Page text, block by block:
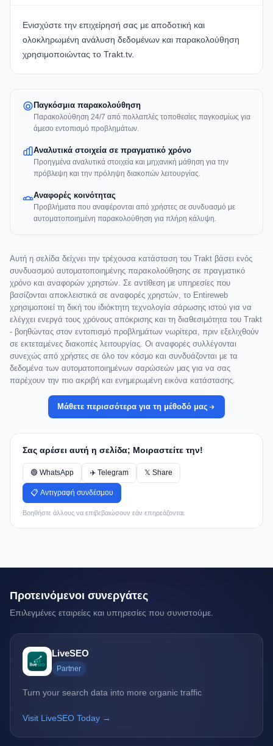
Ενισχύστε την επιχείρησή σας με αποδοτική και
ολοκληρωμένη ανάλυση δεδομένων και παρακολούθηση
χρησιμοποιώντας το Trakt.tv.
Παγκόσμια παρακολούθηση
Παρακολούθηση 24/7 από πολλαπλές τοποθεσίες παγκοσμίως για
άμεσο εντοπισμό προβλημάτων.
Αναλυτικά στοιχεία σε πραγματικό χρόνο
Προηγμένα αναλυτικά στοιχεία και μηχανική μάθηση για την
πρόβλεψη και την πρόληψη διακοπών λειτουργίας.
Αναφορές κοινότητας
Προβλήματα που αναφέρονται από χρήστες σε συνδυασμό με
αυτοματοποιημένη παρακολούθηση για πλήρη κάλυψη.
Αυτή η σελίδα δείχνει την τρέχουσα κατάσταση του Trakt βάσει ενός
συνδυασμού αυτοματοποιημένης παρακολούθησης σε πραγματικό
χρόνο και αναφορών χρηστών. Σε αντίθεση με υπηρεσίες που
βασίζονται αποκλειστικά σε αναφορές χρηστών, το Entireweb
χρησιμοποιεί τη δική του ιδιόκτητη τεχνολογία σάρωσης ιστού για να
ελέγχει ενεργά τους χρόνους απόκρισης και τη διαθεσιμότητα του Trakt
- βοηθώντας στον εντοπισμό προβλημάτων νωρίτερα, πριν εξελιχθούν
σε εκτεταμένες διακοπές λειτουργίας. Οι αναφορές συλλέγονται
συνεχώς από χρήστες σε όλο τον κόσμο και συνδυάζονται με τα
δεδομένα των αυτοματοποιημένων σαρώσεών μας για να σας
παρέχουν την πιο ακριβή και ενημερωμένη εικόνα κατάστασης.
Μάθετε περισσότερα για τη μέθοδό μας
Σας αρέσει αυτή η σελίδα; Μοιραστείτε την!
🟢 WhatsApp ✈️ Telegram 𝕏 Share
📋 Αντιγραφή συνδέσμου
Βοηθήστε άλλους να επιβεβαιώσουν εάν επηρεάζονται.
Προτεινόμενοι συνεργάτες
Επιλεγμένες εταιρείες και υπηρεσίες που συνιστούμε.
LiveSEO
Partner
Turn your search data into more organic traffic
Visit LiveSEO Today →